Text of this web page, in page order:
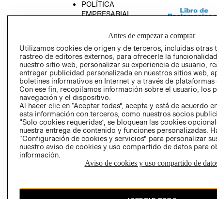
POLÍTICA
EMPRESARIAL
AVISO DE
PRIVACIDAD
GIFT CARD
Antes de empezar a comprar
Utilizamos cookies de origen y de terceros, incluidas otras
rastreo de editores externos, para ofrecerle la
nuestro sitio web, personalizar su experiencia de usuario,
entregar publicidad personalizada en nuestros sitios web,
boletines informativos en Internet y a través de plataformas
Con ese fin, recopilamos información sobre el usuario, los
navegación y el dispositivo.
Al hacer clic en “Aceptar todas”, acepta y está de acuerdo
esta información con terceros, como nuestros socios
“Solo cookies requeridas”, se bloquean las cookies
nuestra entrega de contenido y funciones personalizadas.
“Configuración de cookies y servicios” para personalizar
nuestro aviso de cookies y uso compartido de datos para
información.
Aviso de cookies y uso compartido de